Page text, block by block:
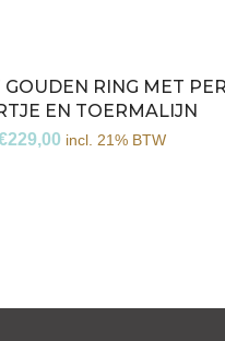
GOUDEN RING MET
EN TOERMALIJN
229,00 incl. 21% BTW